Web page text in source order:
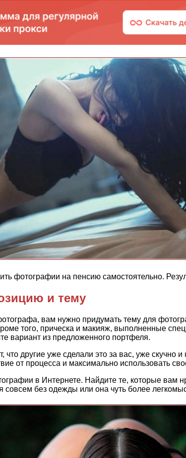
фотографии на пенсию самостоятельно.
и тему
вам нужно придумать тему для
того, прическа и макияж, выполненные
вариант из предложенного портфеля.
что другие уже сделали это за вас, уже
от процесса и максимально использовать
в Интернете. Найдите те, которые вам
совсем без одежды или она чуть более